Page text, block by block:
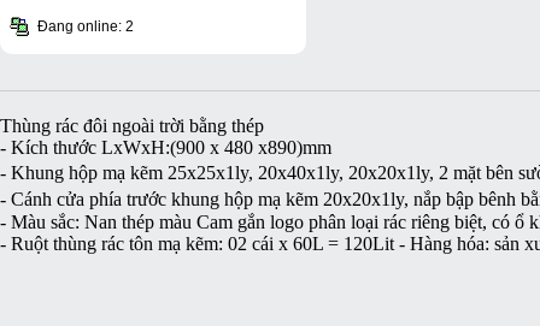
Đang online: 2
Thùng rác đôi ngoài trời bằng thép
- Kích thước LxWxH:(900 x 480 x890)mm
- Khung hộp mạ kẽm 25x25x1ly, 20x40x1ly, 20x20x1ly, 2 mặt bên
- Cánh cửa phía trước khung hộp mạ kẽm 20x20x1ly, nắp bập bênh
- Màu sắc: Nan thép màu Cam gắn logo phân loại rác riêng biệt, có ổ
- Ruột thùng rác tôn mạ kẽm: 02 cái x 60L = 120Lit - Hàng hóa: sản